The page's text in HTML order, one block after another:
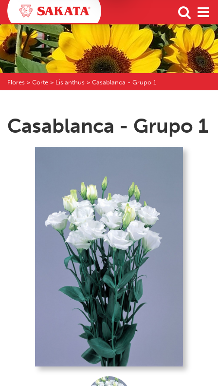
Flores > Corte > Lisianthus > Casablanca - Grupo 1
Casablanca - Grupo 1